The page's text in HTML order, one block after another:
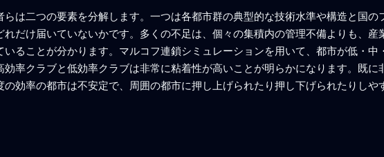
は二つの要素を分解します。一つは各都市群の典型的な技術水準や構造と国の
だけ届いていないかです。多くの不足は、個々の集積内の管理不備よりも、産
ることが分かります。マルコフ連鎖シミュレーションを用いて、都市が低・
率クラブと低効率クラブは非常に粘着性が高いことが明らかになります。既
効率の都市は不安定で、周囲の都市に押し上げられたり押し下げられたりし